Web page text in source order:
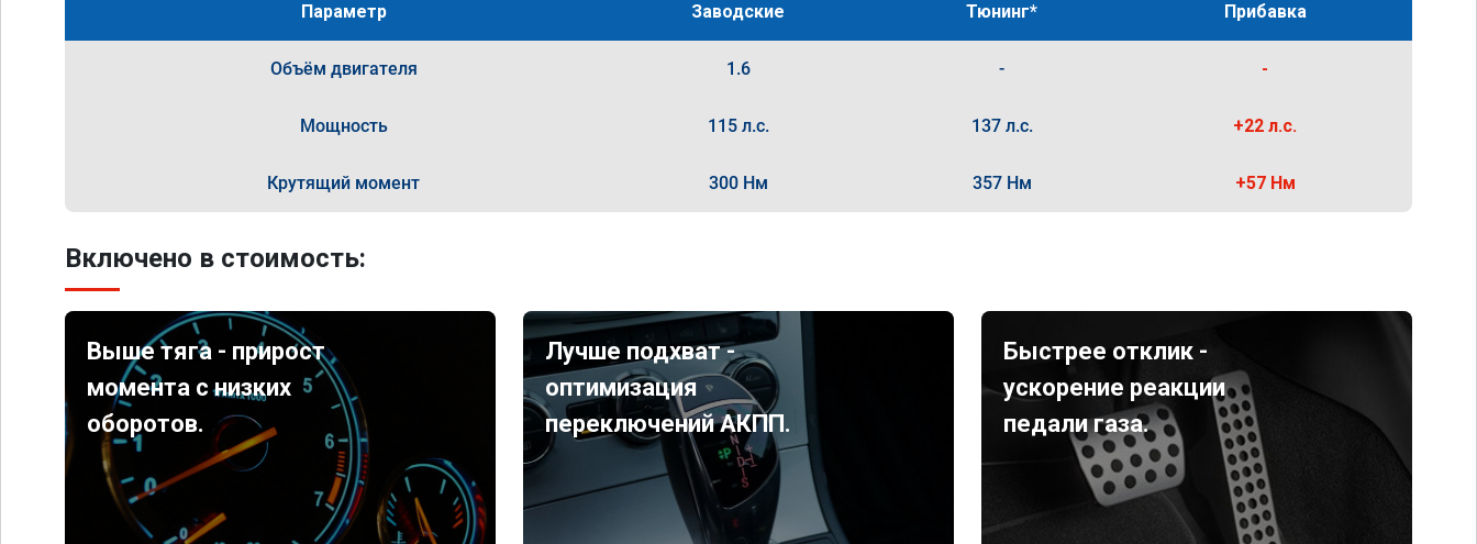
Параметр Заводские Тюнинг* Прибавка
Объём двигателя 1.6 - -
Мощность 115 л.с. 137 л.с. +22 л.с.
Крутящий момент 300 Нм 357 Нм +57 Нм
Включено в стоимость:
Выше тяга - прирост
момента с низких
оборотов.
Лучше подхват -
оптимизация
переключений АКПП.
Быстрее отклик -
ускорение реакции
педали газа.